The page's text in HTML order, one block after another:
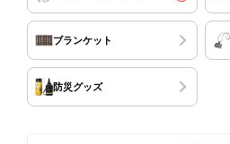
ブランケット
防災グッズ